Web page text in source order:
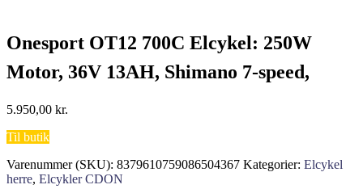
Onesport OT12 700C Elcykel: 250W
Motor, 36V 13AH, Shimano 7-speed,
Hybrid Pendler Elcykel til By- og Letløb
5.950,00 kr.
Til butik
Varenummer (SKU): 8379610759086504367 Kategorier: Elcykel
herre, Elcykler CDON